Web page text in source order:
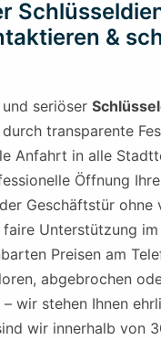
&
seriöser
transparente
Anfahrt in alle
Öffnung
Geschäftstür ohne
faire Unterstützung
Preisen am
abgebrochen
wir stehen Ihnen
wir innerhalb von